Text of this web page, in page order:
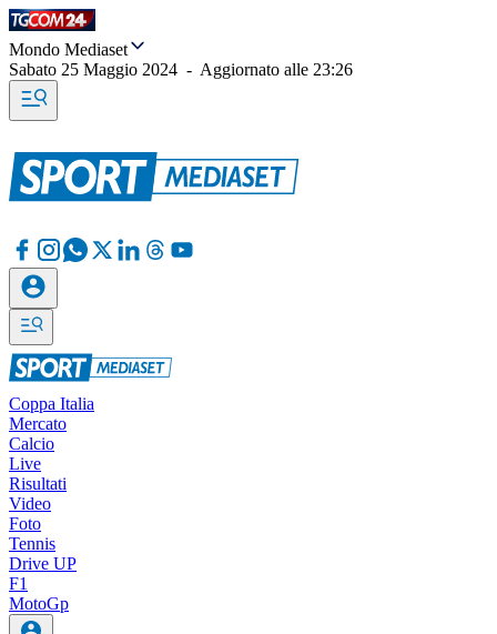
Mondo Mediaset
Sabato 25 Maggio 2024 - Aggiornato alle 23:26
Coppa Italia
Mercato
Calcio
Live
Risultati
Video
Foto
Tennis
Drive UP
F1
MotoGp